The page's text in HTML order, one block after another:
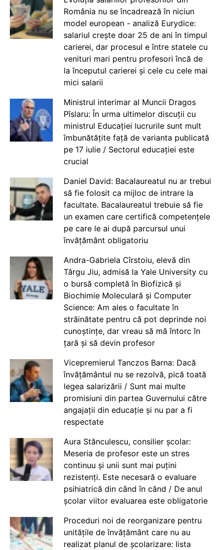
România nu se încadrează în niciun
model european - analiză Eurydice:
salariul crește doar 25 de ani în timpul
carierei, dar procesul e între statele cu
venituri mari pentru profesori încă de
la începutul carierei și cele cu cele mai
mici salarii
Ministrul interimar al Muncii Dragos
Pîslaru: În urma ultimelor discuții cu
ministrul Educației lucrurile sunt mult
îmbunătățite față de varianta publicată
pe 17 iulie / Sectorul educației este
crucial
Daniel David: Bacalaureatul nu ar trebui
să fie folosit ca mijloc de intrare la
facultate. Bacalaureatul trebuie să fie
un examen care certifică competențele
pe care le ai după parcursul unui
învățământ obligatoriu
Andra-Gabriela Cîrstoiu, elevă din
Târgu Jiu, admisă la Yale University cu
o bursă completă în Biofizică și
Biochimie Moleculară și Computer
Science: Am ales o facultate în
străinătate pentru că pot deprinde noi
cunoștințe, dar vreau să mă întorc în
țară și să devin profesor
Vicepremierul Tanczos Barna: Dacă
învățământul nu se rezolvă, pică toată
legea salarizării / Sunt mai multe
promisiuni din partea Guvernului către
angajații din educație și nu par a fi
respectate
Aura Stănculescu, consilier școlar:
Meseria de profesor este un stres
continuu și unii sunt mai puțini
rezistenți. Este necesară o evaluare
psihiatrică din când în când / De anul
școlar viitor evaluarea este obligatorie
Proceduri noi de reorganizare pentru
unitățile de învățământ care nu au
realizat planul de școlarizare: lista